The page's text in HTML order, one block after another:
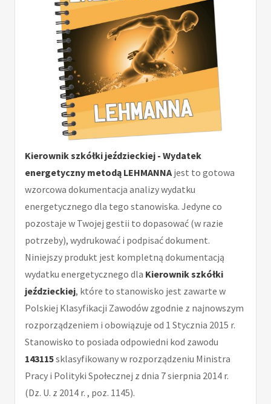
Kierownik szkółki jeździeckiej - Wydatek
energetyczny metodą LEHMANNA jest to gotowa
wzorcowa dokumentacja analizy wydatku
energetycznego dla tego stanowiska. Jedyne co
pozostaje w Twojej gestii to dopasować (w razie
potrzeby), wydrukować i podpisać dokument.
Niniejszy produkt jest kompletną dokumentacją
wydatku energetycznego dla Kierownik szkółki
jeździeckiej, które to stanowisko jest zawarte w
Polskiej Klasyfikacji Zawodów zgodnie z najnowszym
rozporządzeniem i obowiązuje od 1 Stycznia 2015 r.
Stanowisko to posiada odpowiedni kod zawodu
143115sklasyfikowany w rozporządzeniu Ministra
Pracy i Polityki Społecznej z dnia 7 sierpnia 2014 r.
(Dz. U. z 2014 r. , poz. 1145).